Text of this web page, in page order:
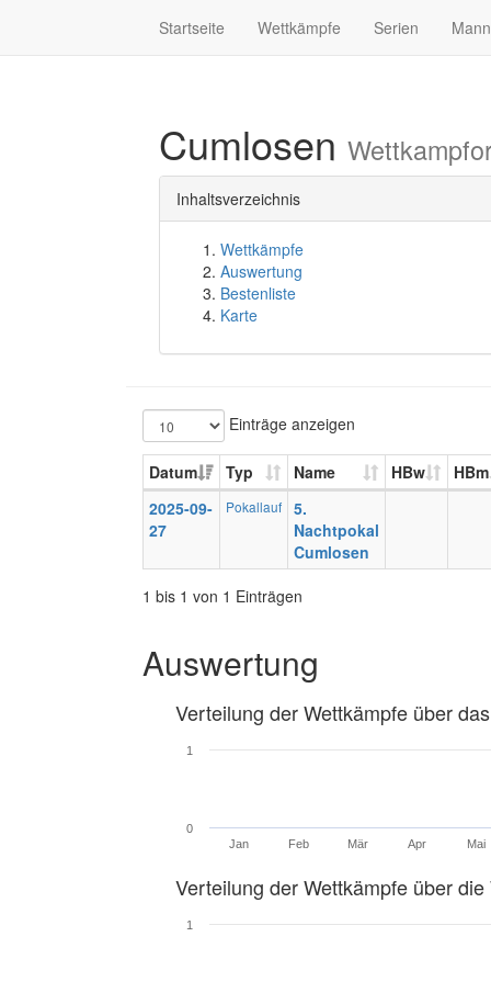
Startseite Wettkämpfe Serien
Cumlosen
Inhaltsverzeichnis
Wettkämpfe
Auswertung
Bestenliste
Karte
Einträge anzeigen
Datum Typ Name HBw
HBm
2025-09-
27
Pokallauf
5.
Nachtpokal
Cumlosen
1 bis 1 von 1 Einträgen
Auswertung
Verteilung der Wettkämpfe über
Jan Feb Mär Apr Mai
0
1
Verteilung der Wettkämpfe über die
1